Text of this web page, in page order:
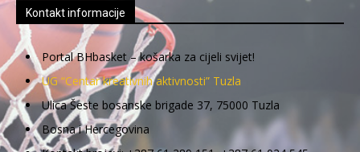
Kontakt informacije
Portal BHbasket – košarka za cijeli svijet!
UG “Centar kreativnih aktivnosti” Tuzla
Ulica Šeste bosanske brigade 37, 75000 Tuzla
Bosna i Hercegovina